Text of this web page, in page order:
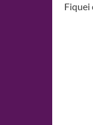
Fiquei